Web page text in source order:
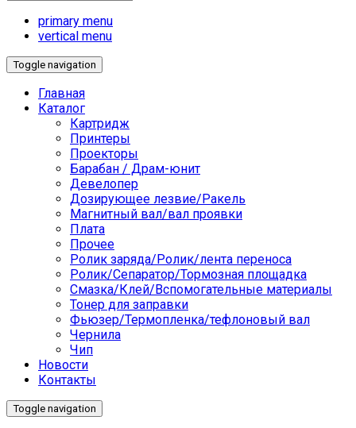
primary menu
vertical menu
Toggle navigation
Главная
Каталог
Картридж
Принтеры
Проекторы
Барабан / Драм-юнит
Девелопер
Дозирующее лезвие/Ракель
Магнитный вал/вал проявки
Плата
Прочее
Ролик заряда/Ролик/лента переноса
Ролик/Сепаратор/Тормозная площадка
Смазка/Клей/Вспомогательные материалы
Тонер для заправки
Фьюзер/Термопленка/тефлоновый вал
Чернила
Чип
Новости
Контакты
Toggle navigation